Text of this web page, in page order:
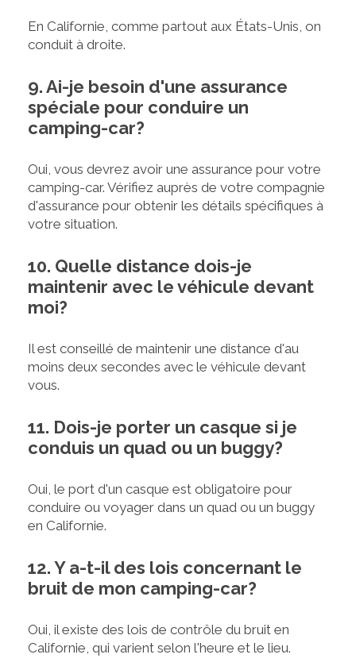
En Californie, comme partout aux États-Unis, on
conduit à droite.
9. Ai-je besoin d'une assurance
spéciale pour conduire un
camping-car?
Oui, vous devrez avoir une assurance pour votre
camping-car. Vérifiez auprès de votre compagnie
d'assurance pour obtenir les détails spécifiques à
votre situation.
10. Quelle distance dois-je
maintenir avec le véhicule devant
moi?
Il est conseillé de maintenir une distance d'au
moins deux secondes avec le véhicule devant
vous.
11. Dois-je porter un casque si je
conduis un quad ou un buggy?
Oui, le port d'un casque est obligatoire pour
conduire ou voyager dans un quad ou un buggy
en Californie.
12. Y a-t-il des lois concernant le
bruit de mon camping-car?
Oui, il existe des lois de contrôle du bruit en
Californie, qui varient selon l'heure et le lieu.